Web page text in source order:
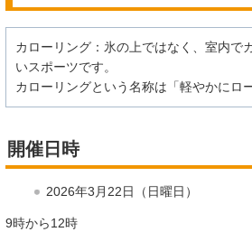
カローリング：氷の上ではなく、室内で
いスポーツです。
カローリングという名称は「軽やかにロ
開催日時
2026年3月22日（日曜日）
9時から12時